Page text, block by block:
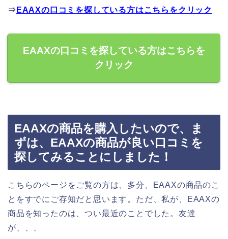
⇒ EAAXの口コミを探している方はこちらをクリック
EAAXの口コミを探している方はこちらを
クリック
EAAXの商品を購入したいので、ま
ずは、EAAXの商品が良い口コミを
探してみることにしました！
こちらのページをご覧の方は、多分、EAAXの商品のこ
とをすでにご存知だと思います。ただ、私が、EAAXの
商品を知ったのは、つい最近のことでした。友達
が、、、